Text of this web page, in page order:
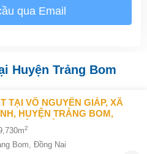
qua Email
Huyện Trảng Bom
HUYỆN TRẢNG BOM,
GIÁ 35 TỶ
2
Bom, Đồng Nai